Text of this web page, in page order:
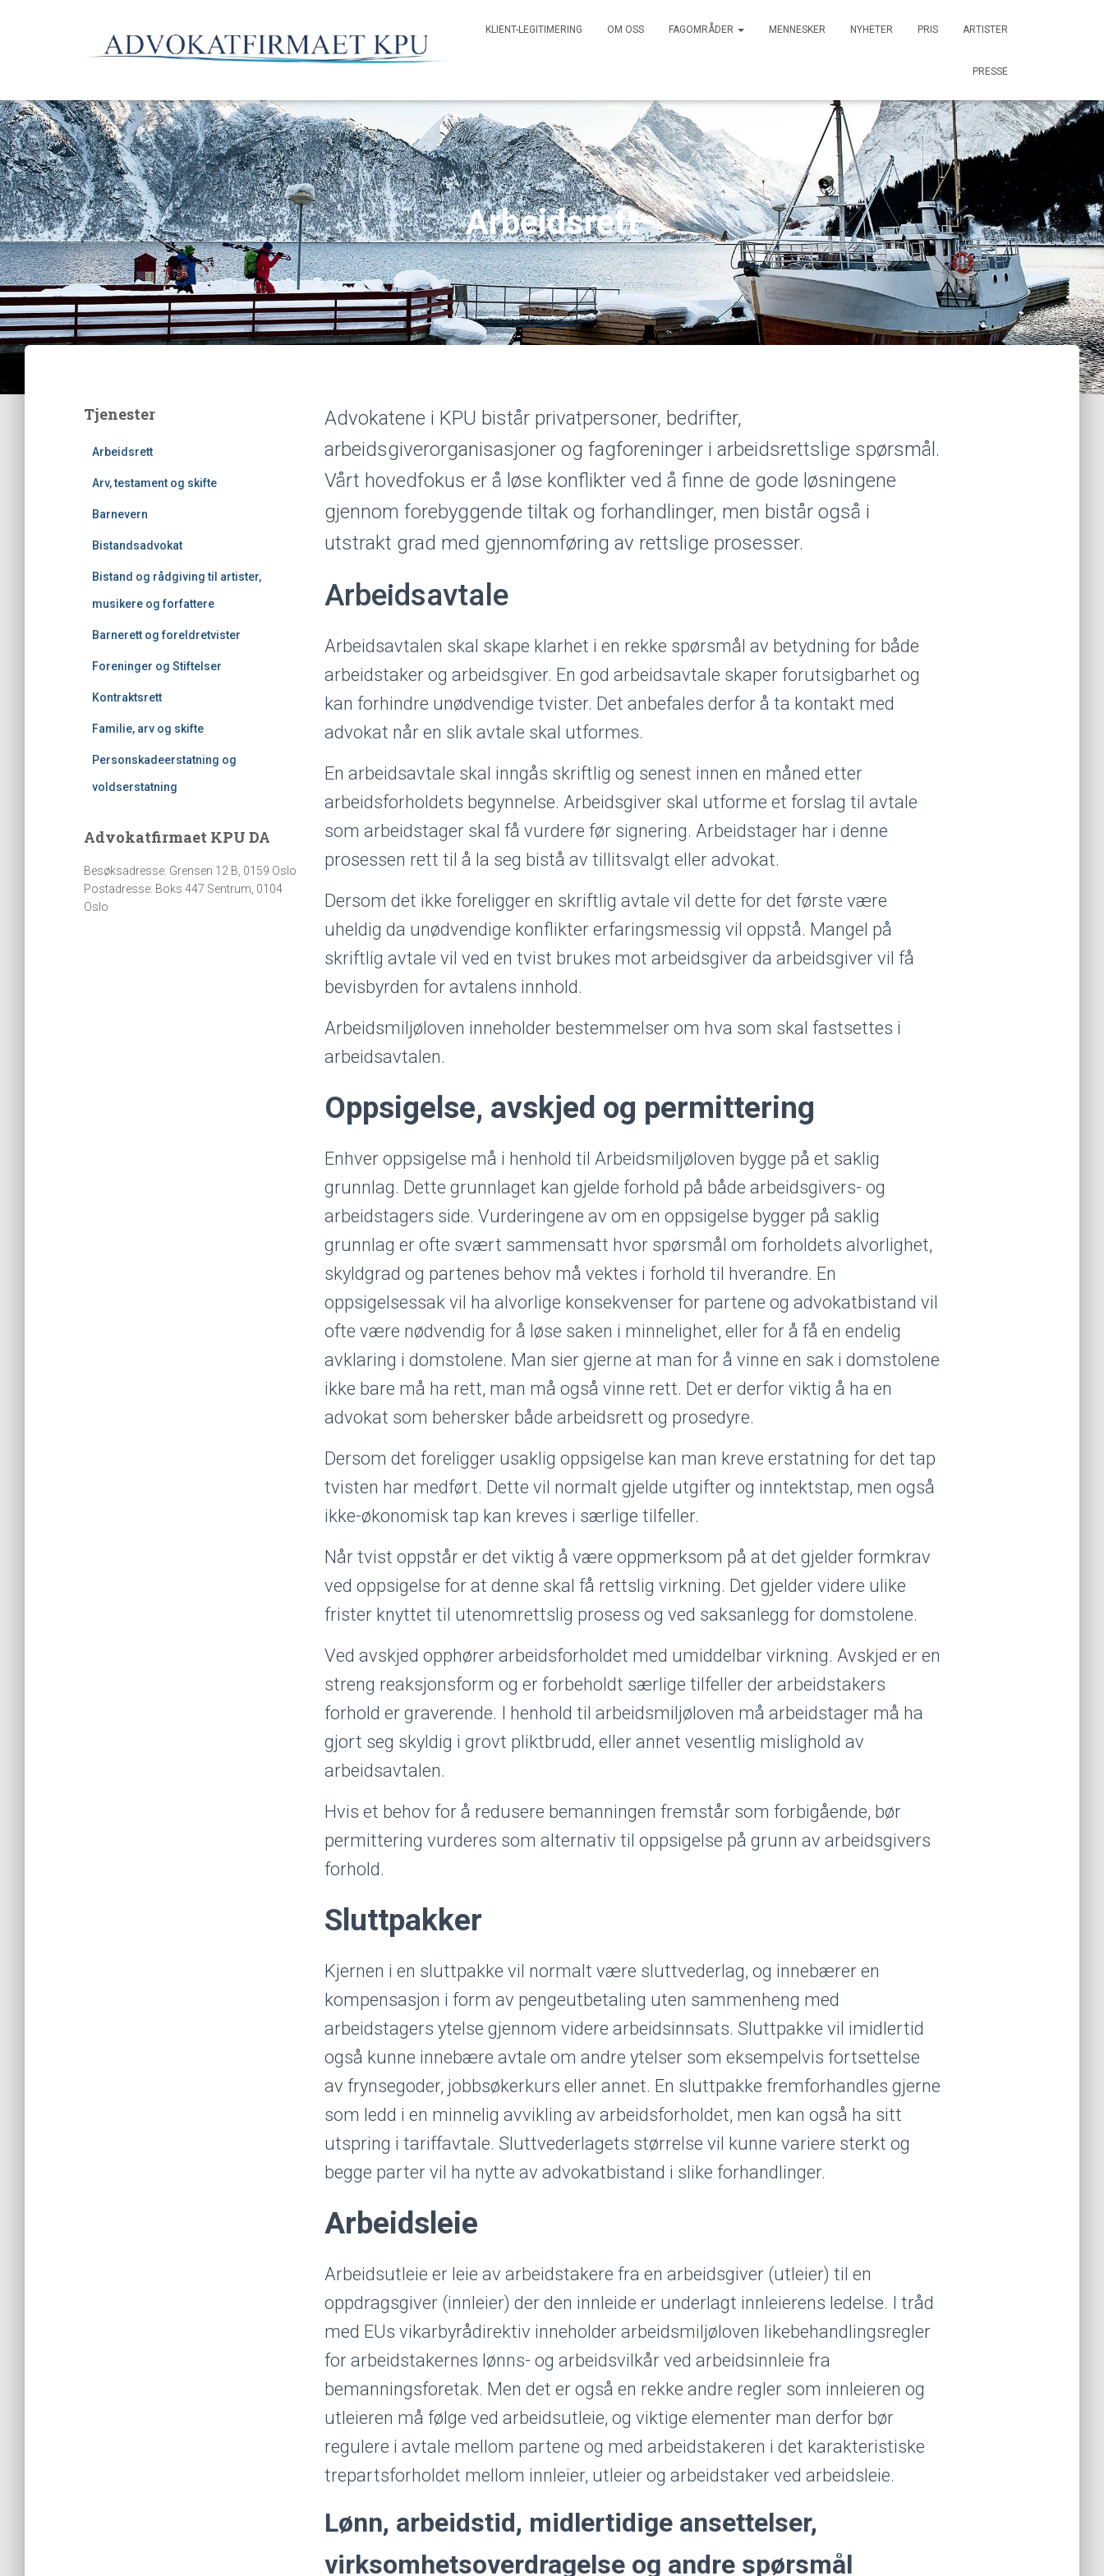
KLIENT-LEGITIMERING OM OSS FAGOMRÅDER MENNESKER NYHETER PRIS ARTISTER
PRESSE
Arbeidsrett
Tjenester
Arbeidsrett
Arv, testament og skifte
Barnevern
Bistandsadvokat
Bistand og rådgiving til artister,
musikere og forfattere
Barnerett og foreldretvister
Foreninger og Stiftelser
Kontraktsrett
Familie, arv og skifte
Personskadeerstatning og
voldserstatning
Advokatfirmaet KPU DA
Besøksadresse: Grensen 12 B, 0159 Oslo
Postadresse: Boks 447 Sentrum, 0104
Oslo
Advokatene i KPU bistår privatpersoner, bedrifter,
arbeidsgiverorganisasjoner og fagforeninger i arbeidsrettslige spørsmål.
Vårt hovedfokus er å løse konflikter ved å finne de gode løsningene
gjennom forebyggende tiltak og forhandlinger, men bistår også i
utstrakt grad med gjennomføring av rettslige prosesser.
Arbeidsavtale
Arbeidsavtalen skal skape klarhet i en rekke spørsmål av betydning for både
arbeidstaker og arbeidsgiver. En god arbeidsavtale skaper forutsigbarhet og
kan forhindre unødvendige tvister. Det anbefales derfor å ta kontakt med
advokat når en slik avtale skal utformes.
En arbeidsavtale skal inngås skriftlig og senest innen en måned etter
arbeidsforholdets begynnelse. Arbeidsgiver skal utforme et forslag til avtale
som arbeidstager skal få vurdere før signering. Arbeidstager har i denne
prosessen rett til å la seg bistå av tillitsvalgt eller advokat.
Dersom det ikke foreligger en skriftlig avtale vil dette for det første være
uheldig da unødvendige konflikter erfaringsmessig vil oppstå. Mangel på
skriftlig avtale vil ved en tvist brukes mot arbeidsgiver da arbeidsgiver vil få
bevisbyrden for avtalens innhold.
Arbeidsmiljøloven inneholder bestemmelser om hva som skal fastsettes i
arbeidsavtalen.
Oppsigelse, avskjed og permittering
Enhver oppsigelse må i henhold til Arbeidsmiljøloven bygge på et saklig
grunnlag. Dette grunnlaget kan gjelde forhold på både arbeidsgivers- og
arbeidstagers side. Vurderingene av om en oppsigelse bygger på saklig
grunnlag er ofte svært sammensatt hvor spørsmål om forholdets alvorlighet,
skyldgrad og partenes behov må vektes i forhold til hverandre. En
oppsigelsessak vil ha alvorlige konsekvenser for partene og advokatbistand vil
ofte være nødvendig for å løse saken i minnelighet, eller for å få en endelig
avklaring i domstolene. Man sier gjerne at man for å vinne en sak i domstolene
ikke bare må ha rett, man må også vinne rett. Det er derfor viktig å ha en
advokat som behersker både arbeidsrett og prosedyre.
Dersom det foreligger usaklig oppsigelse kan man kreve erstatning for det tap
tvisten har medført. Dette vil normalt gjelde utgifter og inntektstap, men også
ikke-økonomisk tap kan kreves i særlige tilfeller.
Når tvist oppstår er det viktig å være oppmerksom på at det gjelder formkrav
ved oppsigelse for at denne skal få rettslig virkning. Det gjelder videre ulike
frister knyttet til utenomrettslig prosess og ved saksanlegg for domstolene.
Ved avskjed opphører arbeidsforholdet med umiddelbar virkning. Avskjed er en
streng reaksjonsform og er forbeholdt særlige tilfeller der arbeidstakers
forhold er graverende. I henhold til arbeidsmiljøloven må arbeidstager må ha
gjort seg skyldig i grovt pliktbrudd, eller annet vesentlig mislighold av
arbeidsavtalen.
Hvis et behov for å redusere bemanningen fremstår som forbigående, bør
permittering vurderes som alternativ til oppsigelse på grunn av arbeidsgivers
forhold.
Sluttpakker
Kjernen i en sluttpakke vil normalt være sluttvederlag, og innebærer en
kompensasjon i form av pengeutbetaling uten sammenheng med
arbeidstagers ytelse gjennom videre arbeidsinnsats. Sluttpakke vil imidlertid
også kunne innebære avtale om andre ytelser som eksempelvis fortsettelse
av frynsegoder, jobbsøkerkurs eller annet. En sluttpakke fremforhandles gjerne
som ledd i en minnelig avvikling av arbeidsforholdet, men kan også ha sitt
utspring i tariffavtale. Sluttvederlagets størrelse vil kunne variere sterkt og
begge parter vil ha nytte av advokatbistand i slike forhandlinger.
Arbeidsleie
Arbeidsutleie er leie av arbeidstakere fra en arbeidsgiver (utleier) til en
oppdragsgiver (innleier) der den innleide er underlagt innleierens ledelse. I tråd
med EUs vikarbyrådirektiv inneholder arbeidsmiljøloven likebehandlingsregler
for arbeidstakernes lønns- og arbeidsvilkår ved arbeidsinnleie fra
bemanningsforetak. Men det er også en rekke andre regler som innleieren og
utleieren må følge ved arbeidsutleie, og viktige elementer man derfor bør
regulere i avtale mellom partene og med arbeidstakeren i det karakteristiske
trepartsforholdet mellom innleier, utleier og arbeidstaker ved arbeidsleie.
Lønn, arbeidstid, midlertidige ansettelser,
virksomhetsoverdragelse og andre spørsmål